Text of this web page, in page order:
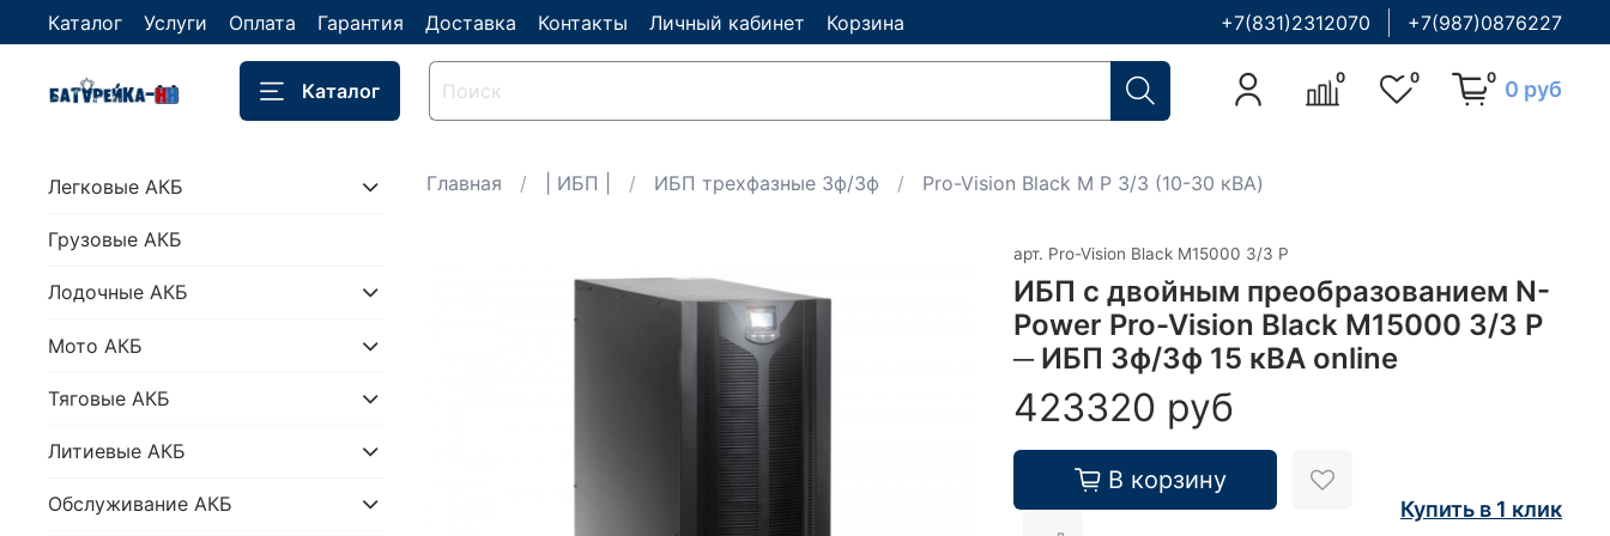
Каталог Услуги Оплата Гарантия Доставка Контакты Личный кабинет Корзина +7(831)2312070 +7(987)0876227
Каталог
0 0 0 0 руб
Главная | ИБП | ИБП трехфазные 3ф/3ф Pro-Vision Black M P 3/3 (10-30 кВА)
арт. Pro-Vision Black M15000 3/3 P
ИБП с двойным преобразованием N-
Power Pro-Vision Black M15000 3/3 P
─ ИБП 3ф/3ф 15 кВА online
423320 руб
В корзину
Купить в 1 клик
Легковые АКБ
Грузовые АКБ
Лодочные АКБ
Мото АКБ
Тяговые АКБ
Литиевые АКБ
Обслуживание АКБ